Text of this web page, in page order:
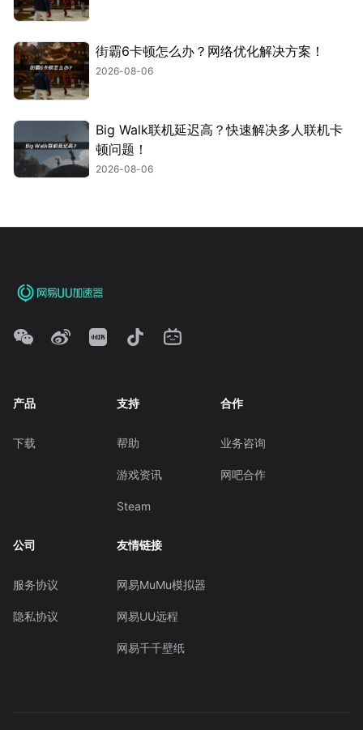
街霸6卡顿怎么办？网络优化解决方案！
2026-08-06
Big Walk联机延迟高？快速解决多人联机卡
顿问题！
2026-08-06
产品
下载
支持
帮助
游戏资讯
Steam
合作
业务咨询
网吧合作
公司
服务协议
隐私协议
友情链接
网易MuMu模拟器
网易UU远程
网易千千壁纸